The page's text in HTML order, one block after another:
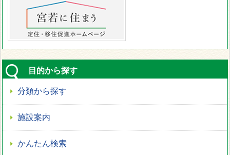
目的から探す
分類から探す
施設案内
かんたん検索